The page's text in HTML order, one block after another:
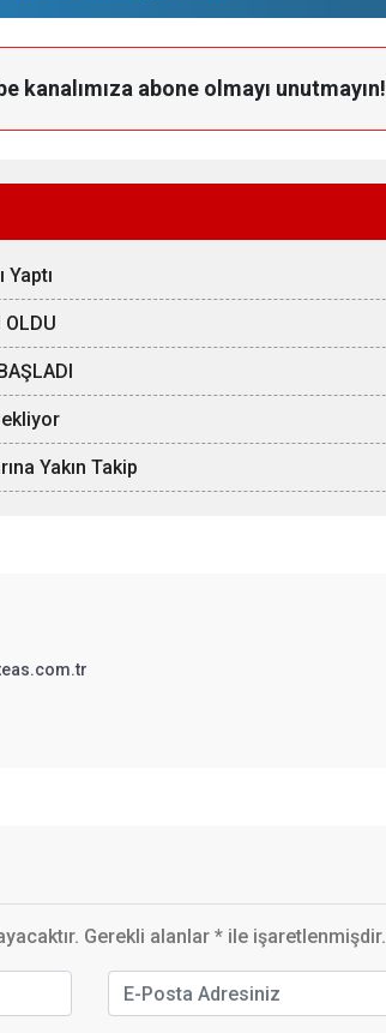
kanalımıza abone olmayı unutmayın!
OLDU
Yakın Takip
Gerekli alanlar * ile işaretlenmişdir.